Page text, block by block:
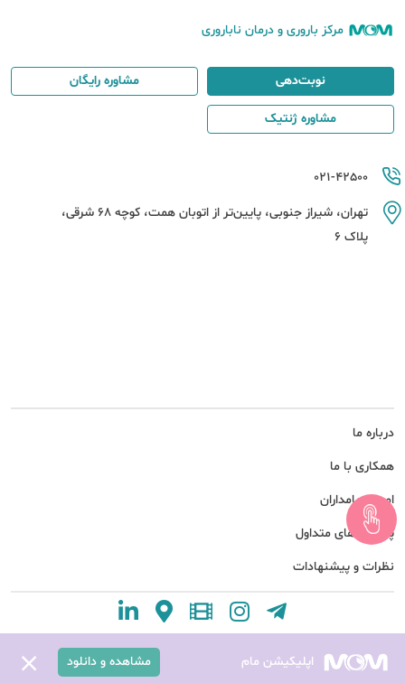
مرکز باروری و درمان ناباروری
درباره ما
همکاری با ما
امور سهامداران
پرسش های متداول
نظرات و پیشنهادات
021-42500
تهران، شیراز جنوبی، پایین‌تر از اتوبان همت، کوچه 68 شرقی،
پلاک 6
نوبت‌دهی مشاوره رایگان
مشاوره ژنتیک
اپلیکیشن مام مشاهده و دانلود